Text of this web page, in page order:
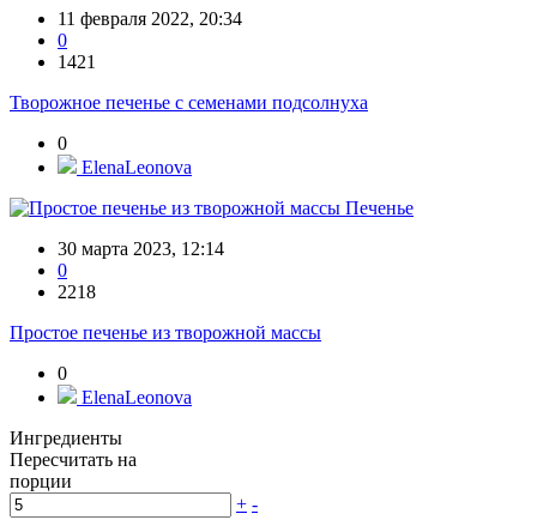
11 февраля 2022, 20:34
0
1421
Творожное печенье с семенами подсолнуха
0
ElenaLeonova
Печенье
30 марта 2023, 12:14
0
2218
Простое печенье из творожной массы
0
ElenaLeonova
Ингредиенты
Пересчитать на
порции
+ -